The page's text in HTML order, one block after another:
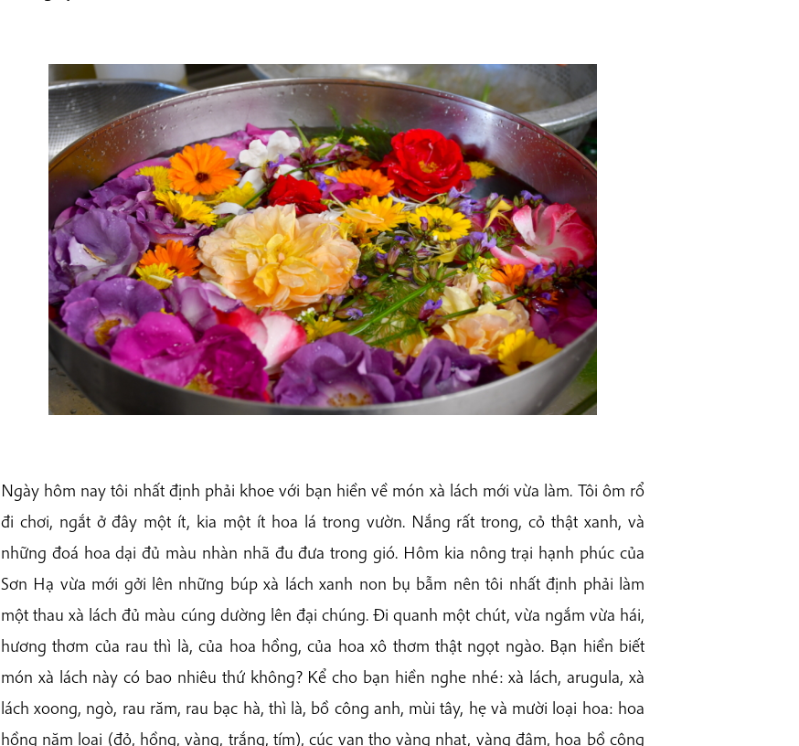
Ngày hôm nay tôi nhất định phải khoe với bạn hiền về món xà lách mới vừa làm. Tôi ôm rổ
đi chơi, ngắt ở đây một ít, kia một ít hoa lá trong vườn. Nắng rất trong, cỏ thật xanh, và
những đoá hoa dại đủ màu nhàn nhã đu đưa trong gió. Hôm kia nông trại hạnh phúc của
Sơn Hạ vừa mới gởi lên những búp xà lách xanh non bụ bẫm nên tôi nhất định phải làm
một thau xà lách đủ màu cúng dường lên đại chúng. Đi quanh một chút, vừa ngắm vừa hái,
hương thơm của rau thì là, của hoa hồng, của hoa xô thơm thật ngọt ngào. Bạn hiền biết
món xà lách này có bao nhiêu thứ không? Kể cho bạn hiền nghe nhé: xà lách, arugula, xà
lách xoong, ngò, rau răm, rau bạc hà, thì là, bồ công anh, mùi tây, hẹ và mười loại hoa: hoa
hồng năm loại (đỏ, hồng, vàng, trắng, tím), cúc vạn thọ vàng nhạt, vàng đậm, hoa bồ công